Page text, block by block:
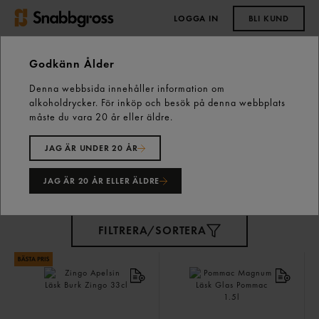
LOGGA IN BLI KUND
Start Kall dryck Läsk
Läsk
FILTRERA/SORTERA
Godkänn Ålder
Denna webbsida innehåller information om
alkoholdrycker. För inköp och besök på denna webbplats
måste du vara 20 år eller äldre.
JAG ÄR UNDER 20 ÅR
JAG ÄR 20 ÅR ELLER ÄLDRE